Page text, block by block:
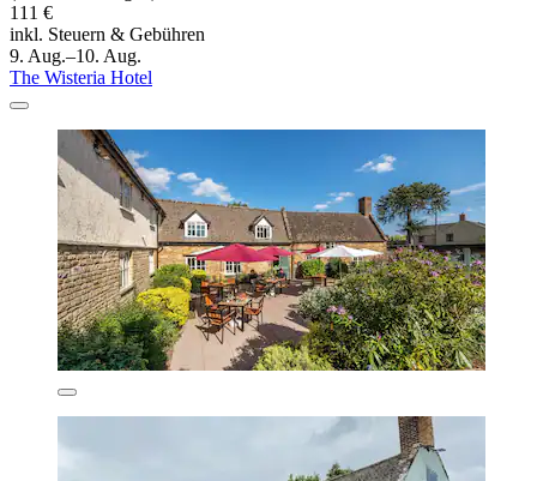
111 €
inkl. Steuern & Gebühren
9. Aug.–10. Aug.
The Wisteria Hotel